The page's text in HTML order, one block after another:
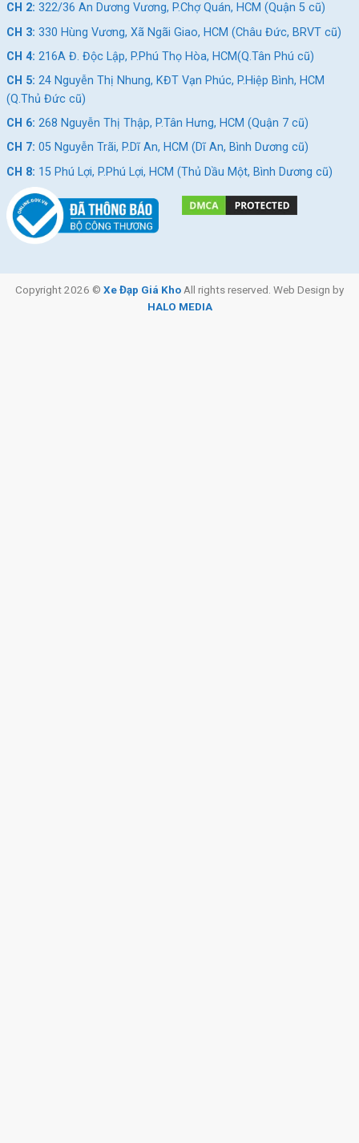
CH 2: 322/36 An Dương Vương, P.Chợ Quán, HCM (Quận 5 cũ)
CH 3: 330 Hùng Vương, Xã Ngãi Giao, HCM (Châu Đức, BRVT cũ)
CH 4: 216A Đ. Độc Lập, P.Phú Thọ Hòa, HCM(Q.Tân Phú cũ)
CH 5: 24 Nguyễn Thị Nhung, KĐT Vạn Phúc, P.Hiệp Bình, HCM
(Q.Thủ Đức cũ)
CH 6: 268 Nguyễn Thị Thập, P.Tân Hưng, HCM (Quận 7 cũ)
CH 7: 05 Nguyễn Trãi, P.Dĩ An, HCM (Dĩ An, Bình Dương cũ)
CH 8: 15 Phú Lợi, P.Phú Lợi, HCM (Thủ Dầu Một, Bình Dương cũ)
Copyright 2026 © Xe Đạp Giá Kho All rights reserved. Web Design by
HALO MEDIA